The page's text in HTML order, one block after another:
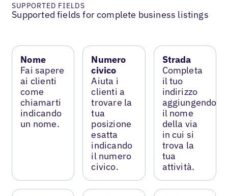
SUPPORTED FIELDS
Supported fields for complete business listings
Nome
Fai sapere
ai clienti
come
chiamarti
indicando
un nome.
Numero
civico
Aiuta i
clienti a
trovare la
tua
posizione
esatta
indicando
il numero
civico.
Strada
Completa
il tuo
indirizzo
aggiungendo
il nome
della via
in cui si
trova la
tua
attività.